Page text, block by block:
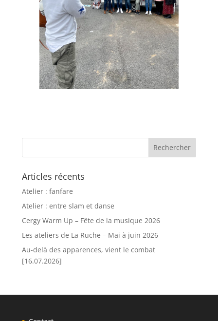
Articles récents
Atelier : fanfare
Atelier : entre slam et danse
Cergy Warm Up – Fête de la musique 2026
Les ateliers de La Ruche – Mai à juin 2026
Au-delà des apparences, vient le combat
[16.07.2026]